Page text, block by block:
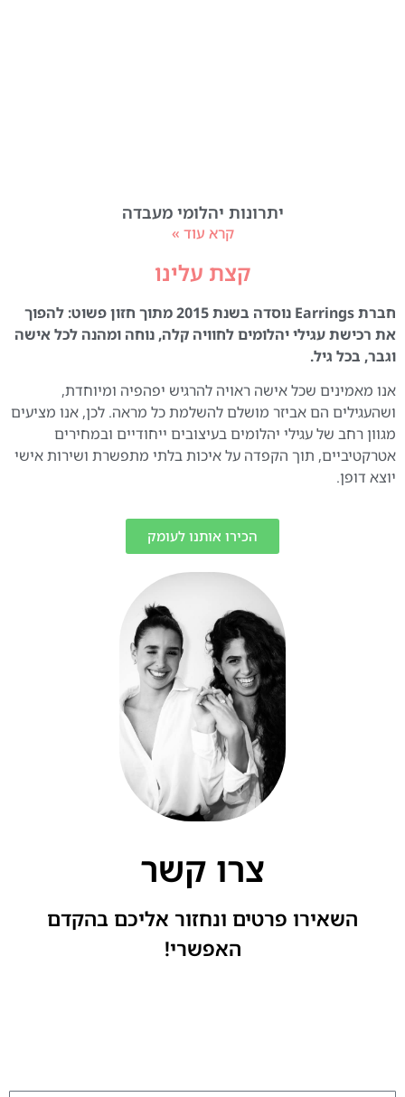
יתרונות יהלומי מעבדה
קרא עוד »
קצת עלינו
חברת Earrings נוסדה בשנת 2015 מתוך חזון פשוט: להפוך
את רכישת עגילי יהלומים לחוויה קלה, נוחה ומהנה לכל אישה
וגבר, בכל גיל.
אנו מאמינים שכל אישה ראויה להרגיש יפהפיה ומיוחדת,
ושהעגילים הם אביזר מושלם להשלמת כל מראה. לכן, אנו מציעים
מגוון רחב של עגילי יהלומים בעיצובים ייחודיים ובמחירים
אטרקטיביים, תוך הקפדה על איכות בלתי מתפשרת ושירות אישי
יוצא דופן.
הכירו אותנו לעומק
צרו קשר
השאירו פרטים ונחזור אליכם בהקדם
האפשרי!